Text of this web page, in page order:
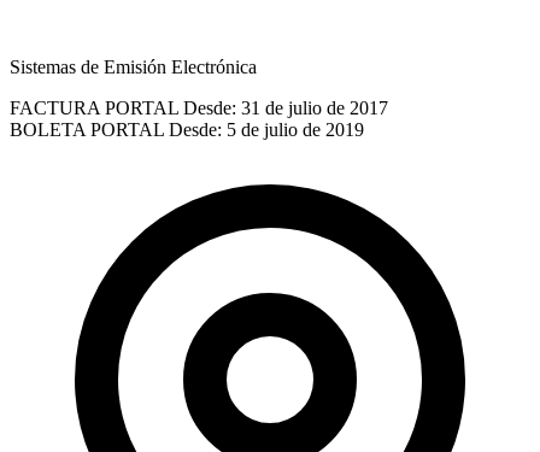
Sistemas de Emisión Electrónica
FACTURA PORTAL Desde: 31 de julio de 2017
BOLETA PORTAL Desde: 5 de julio de 2019